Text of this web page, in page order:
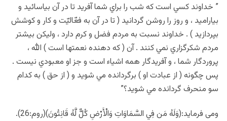
” خداوند كسي است كه شب را براي شما آفريد تا در آن بياسائيد و
بياراميد ، و روز را روشن گردانيد ( تا در آن به فعّاليّت و كار و كوشش
بپردازيد ) . خداوند نسبت به مردم فضل و كرم دارد ، وليكن بيشتر
مردم شكرگزاري نمي كنند . آن ( كه دهنده نعمتها است ) الله ،
پروردگار شما ، و آفريدگار همه اشياء است و جز او معبودي نيست .
پس چگونه ( از عبادت او ) برگردانده مي شويد و ( از حق ) به كدام
سو منحرف گردانده مي شويد؟”
ومی فرماید:(وَلَهُ مَن فِي السَّمَاوَاتِ وَالْأَرْضِ كُلٌّ لَّهُ قَانِتُونَ)(روم:26).